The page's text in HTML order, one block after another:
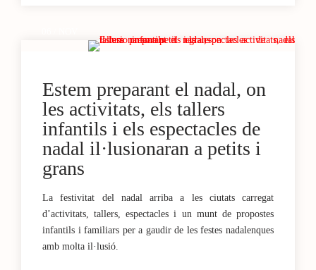
Estem preparant el nadal, on
les activitats, els tallers
infantils i els espectacles de
nadal il·lusionaran a petits i
grans
La festivitat del nadal arriba a les ciutats carregat
d’activitats, tallers, espectacles i un munt de propostes
infantils i familiars per a gaudir de les festes nadalenques
amb molta il·lusió.